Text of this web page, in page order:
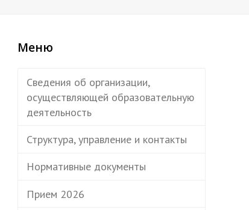
Меню
Сведения об организации,
осуществляющей образовательную
деятельность
Структура, управление и контакты
Нормативные документы
Прием 2026